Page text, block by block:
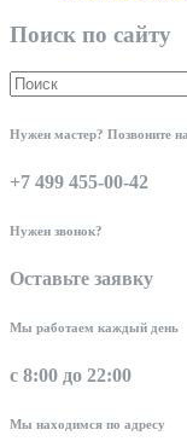
Поиск по сайту
Нужен мастер? Позвоните
+7 499 455-00-42
Нужен звонок?
Оставьте заявку
Мы работаем каждый день
с 8:00 до 22:00
Мы находимся по адресу